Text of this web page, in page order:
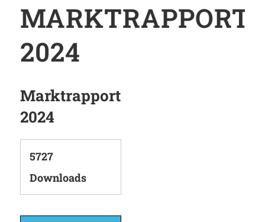
MARKTRAPPORT
2024
Marktrapport
2024
5727
Downloads